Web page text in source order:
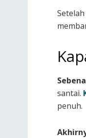
santai.
penuh.